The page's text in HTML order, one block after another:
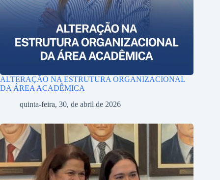
ALTERAÇÃO NA ESTRUTURA ORGANIZACIONAL
DA ÁREA ACADÊMICA
quinta-feira, 30, de abril de 2026